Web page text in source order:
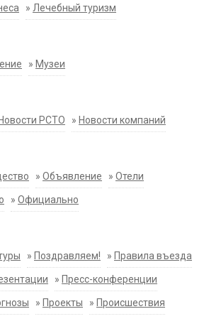
» Лечебный туризм
» Музеи
РСТО » Новости компаний
» Объявление » Отели
» Официально
» Поздравляем! » Правила въезда
» Пресс-конференции
» Проекты » Происшествия